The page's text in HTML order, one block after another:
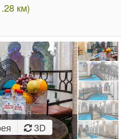
км)
3D